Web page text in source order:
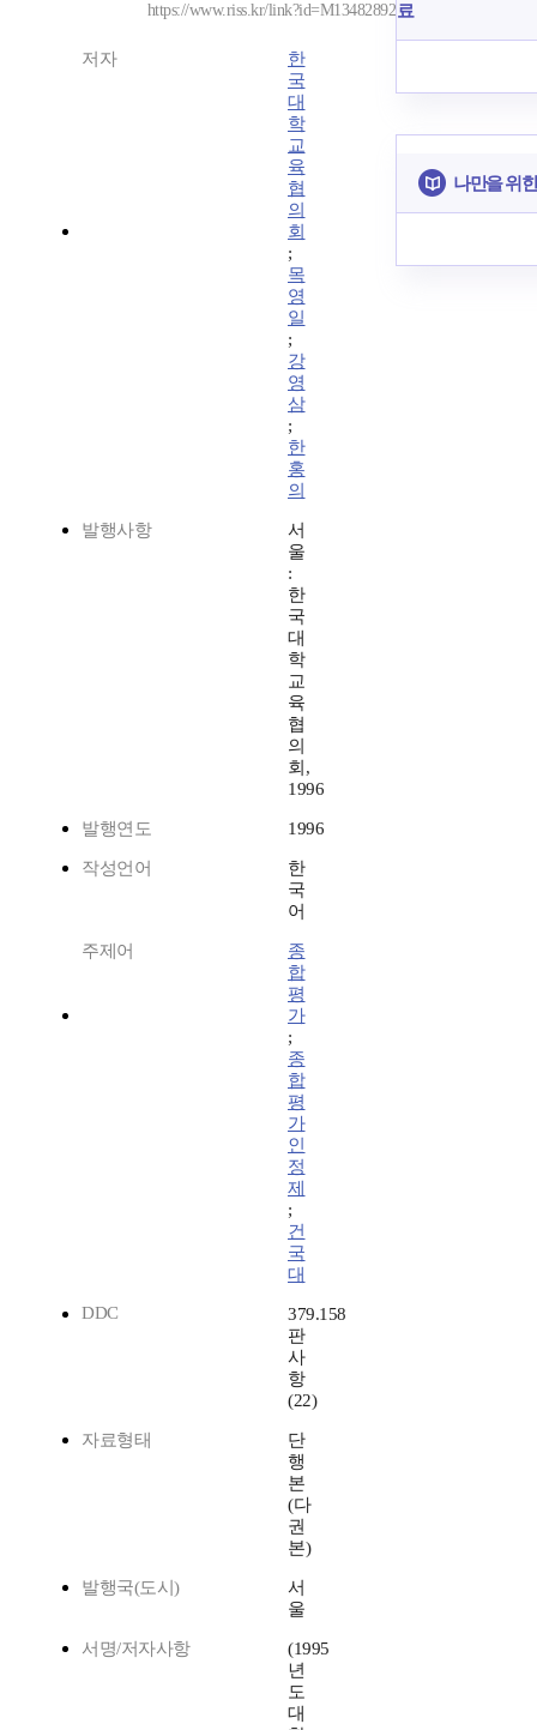
https://www.riss.kr/link?id=M13482892
저자
한
국
대
학
교
육
협
의
회
;
목
영
일
;
강
영
삼
;
한
홍
의
발행사항
서
울
:
한
국
대
학
교
육
협
의
회,
1996
발행연도 1996
작성언어
한
국
어
주제어
종
합
평
가
;
종
합
평
가
인
정
제
;
건
국
대
DDC
379.158
판
사
항
(22)
자료형태
단
행
본
(다
권
본)
발행국(도시)
서
울
서명/저자사항
(1995
년
도
대
료
나만을 위